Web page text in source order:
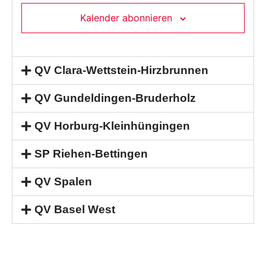
Kalender abonnieren
QV Clara-Wettstein-Hirzbrunnen
QV Gundeldingen-Bruderholz
QV Horburg-Kleinhüngingen
SP Riehen-Bettingen
QV Spalen
QV Basel West